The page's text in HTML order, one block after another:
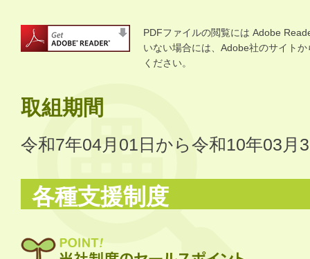
PDFファイルの閲覧には Adobe
いない場合には、Adobe社のサイト
ください。
取組期間
令和7年04月01日から令和10年03月
各種支援制度